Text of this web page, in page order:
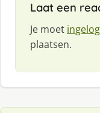
Laat een
Je moet
plaatsen.